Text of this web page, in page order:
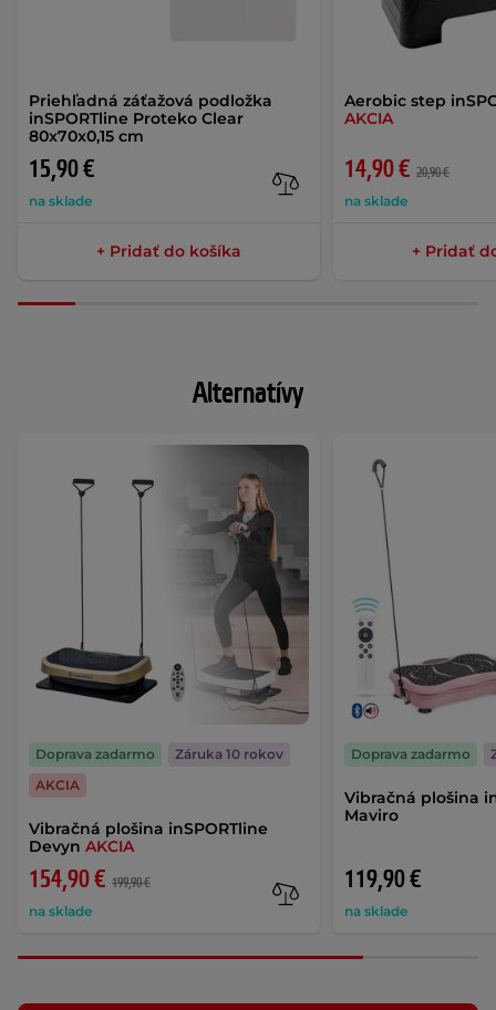
Priehľadná záťažová podložka
inSPORTline Proteko Clear
80x70x0,15 cm
15,90 €
na sklade
+ Pridať do košíka
Aerobic step
AKCIA
14,90 € 20,90 €
na sklade
+ Pridať
Alternatívy
Vibračná plošina inSPORTline
Devyn AKCIA
154,90 € 199,90 €
na sklade
Doprava zadarmo
Záruka 10 rokov
AKCIA
Vibračná plošina
Maviro
119,90 €
na sklade
Doprava zadarmo